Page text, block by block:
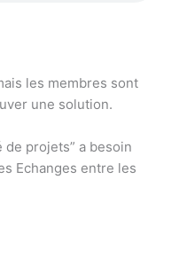
les membres sont
une solution.
projets” a besoin
Echanges entre les